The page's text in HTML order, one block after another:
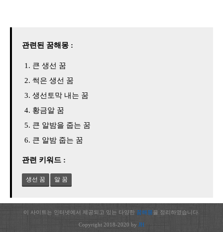
관련된 꿈해몽 :
큰 생선 꿈
썩은 생선 꿈
생선토막 내는 꿈
황금알 꿈
큰 알밤을 줍는 꿈
큰 알밤 줍는 꿈
관련 키워드 :
생선 꿈 알 꿈
이 사이트는 인터넷에서 제공되고 있는 다양한 꿈해몽을 정리하였습니다.
Copyright 2018-2020 by JH